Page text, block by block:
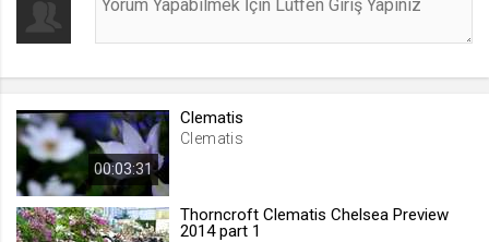
Oturum verisini tutmak
1 gün
00:03:31
Clematis
Clematis
Thorncroft Clematis Chelsea Preview
2014 part 1